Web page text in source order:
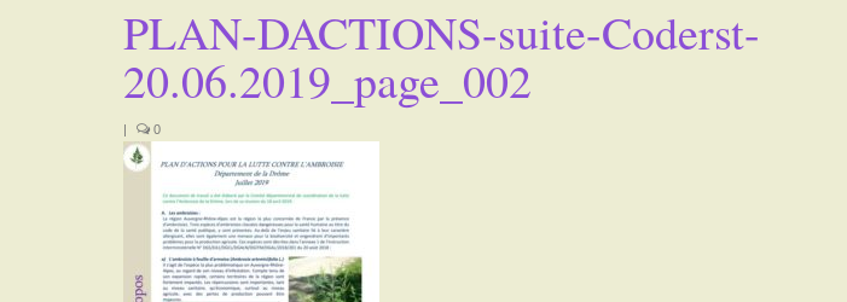
PLAN-DACTIONS-suite-Coderst-
20.06.2019_page_002
| 0